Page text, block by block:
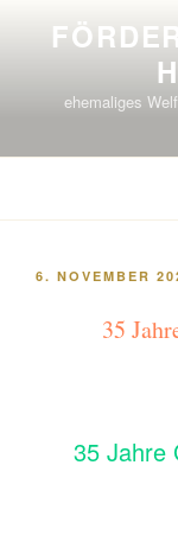
ehemaliges
6. NOVEMBER
35
35 Jahre